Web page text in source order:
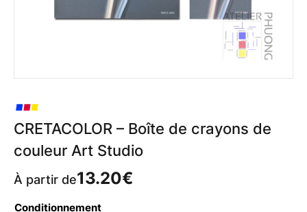
CRETACOLOR – Boîte de crayons de
couleur Art Studio
À partir de13.20€
Conditionnement